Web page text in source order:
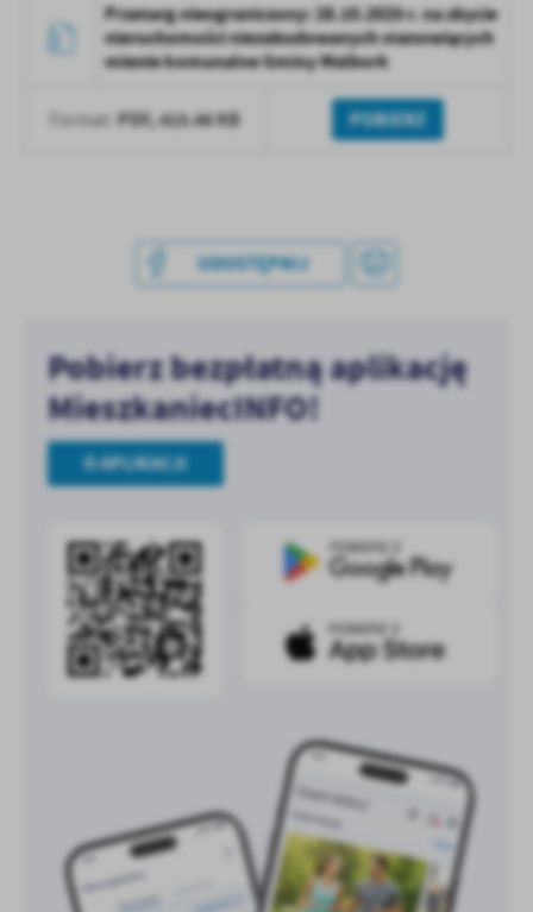
treści w postaci wiadomości, ofert, komunikatów mediów
społecznościowych.
Przetarg nieograniczony: 28.10.2025 r. na zbycie
nieruchomości niezabudowanych stanowiących
mienie komunalne Gminy Malbork
Format: PDF, 415.46 KB POBIERZ
UDOSTĘPNIJ
Pobierz bezpłatną aplikację
MieszkaniecINFO!
O APLIKACJI